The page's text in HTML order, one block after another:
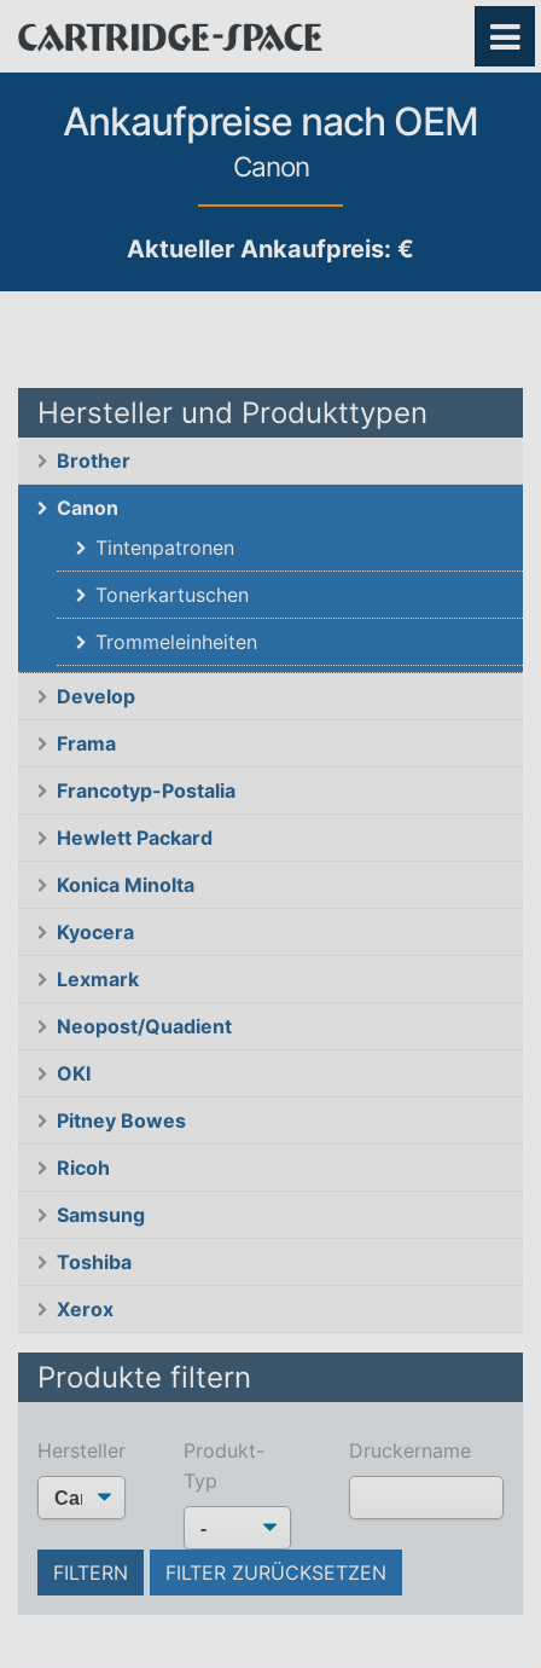
Ankaufpreise nach OEM
Canon
Aktueller Ankaufpreis: €
Hersteller und Produkttypen
Brother
Canon
Tintenpatronen
Tonerkartuschen
Trommeleinheiten
Develop
Frama
Francotyp-Postalia
Hewlett Packard
Konica Minolta
Kyocera
Lexmark
Neopost/Quadient
OKI
Pitney Bowes
Ricoh
Samsung
Toshiba
Xerox
Produkte filtern
Hersteller
Produkt-
Typ
Druckername
characters for
results.
FILTERN FILTER ZURÜCKSETZEN